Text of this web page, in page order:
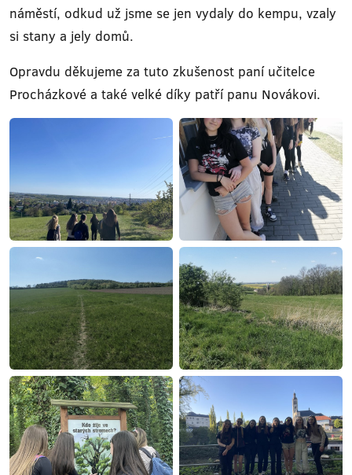
náměstí, odkud už jsme se jen vydaly do kempu, vzaly
si stany a jely domů.
Opravdu děkujeme za tuto zkušenost paní učitelce
Procházkové a také velké díky patří panu Novákovi.